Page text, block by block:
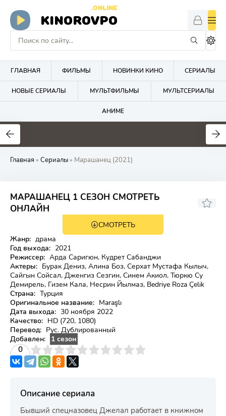
KINOROVPO
.ONLINE
ГЛАВНАЯ ФИЛЬМЫ НОВИНКИ КИНО СЕРИАЛЫ
НОВЫЕ СЕРИАЛЫ МУЛЬТФИЛЬМЫ МУЛЬТСЕРИАЛЫ
АНИМЕ
Главная » Сериалы» Марашанец (2021)
МАРАШАНЕЦ 1 СЕЗОН СМОТРЕТЬ
ОНЛАЙН
СМОТРЕТЬ
Жанр: драма
Год выхода: 2021
Режиссер: Арда Саригюн, Кудрет Сабанджи
Актеры: Бурак Дениз, Алина Боз, Серхат Мустафа Кылыч,
Сайгын Сойсал, Дженгиз Сезгин, Синем Акиол, Тюркю Су
Демирель, Гизем Кала, Несрин Йылмаз, Bedriye Roza Çelik
Страна: Турция
Оригинальное название: Maraşlı
Дата выхода: 30 ноября 2022
Качество: HD (720, 1080)
Перевод: Рус. Дублированный
Добавлен:
1 сезон
0
4 5 6 7 8 9 10
Описание сериала
Бывший спецназовец Джелал работает в книжном